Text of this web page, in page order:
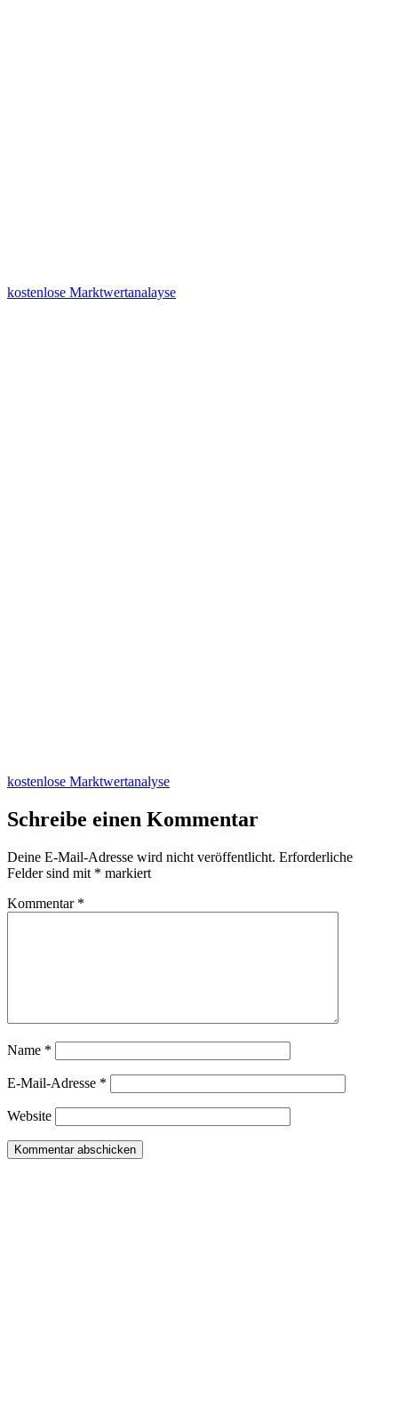
kostenlose Marktwertanalayse
kostenlose Marktwertanalyse
Schreibe einen Kommentar
Deine E-Mail-Adresse wird nicht veröffentlicht. Erforderliche
Felder sind mit * markiert
Kommentar *
Name *
E-Mail-Adresse *
Website